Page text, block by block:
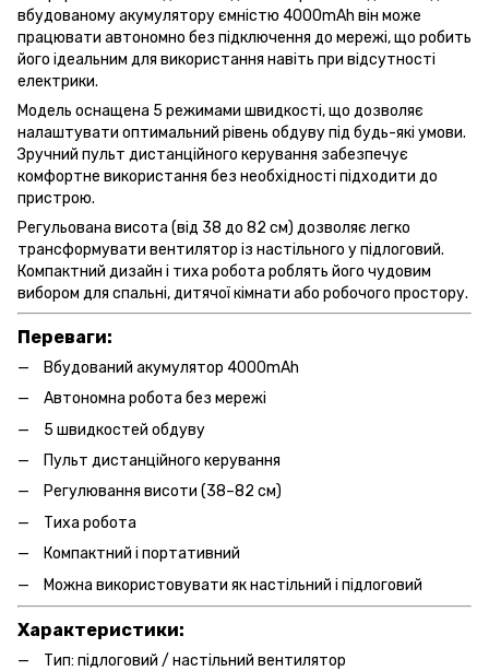
вбудованому акумулятору ємністю 4000mAh він може
працювати автономно без підключення до мережі, що робить
його ідеальним для використання навіть при відсутності
електрики.
Модель оснащена 5 режимами швидкості, що дозволяє
налаштувати оптимальний рівень обдуву під будь-які умови.
Зручний пульт дистанційного керування забезпечує
комфортне використання без необхідності підходити до
пристрою.
Регульована висота (від 38 до 82 см) дозволяє легко
трансформувати вентилятор із настільного у підлоговий.
Компактний дизайн і тиха робота роблять його чудовим
вибором для спальні, дитячої кімнати або робочого простору.
Переваги:
Вбудований акумулятор 4000mAh
Автономна робота без мережі
5 швидкостей обдуву
Пульт дистанційного керування
Регулювання висоти (38–82 см)
Тиха робота
Компактний і портативний
Можна використовувати як настільний і підлоговий
Характеристики:
Тип: підлоговий / настільний вентилятор